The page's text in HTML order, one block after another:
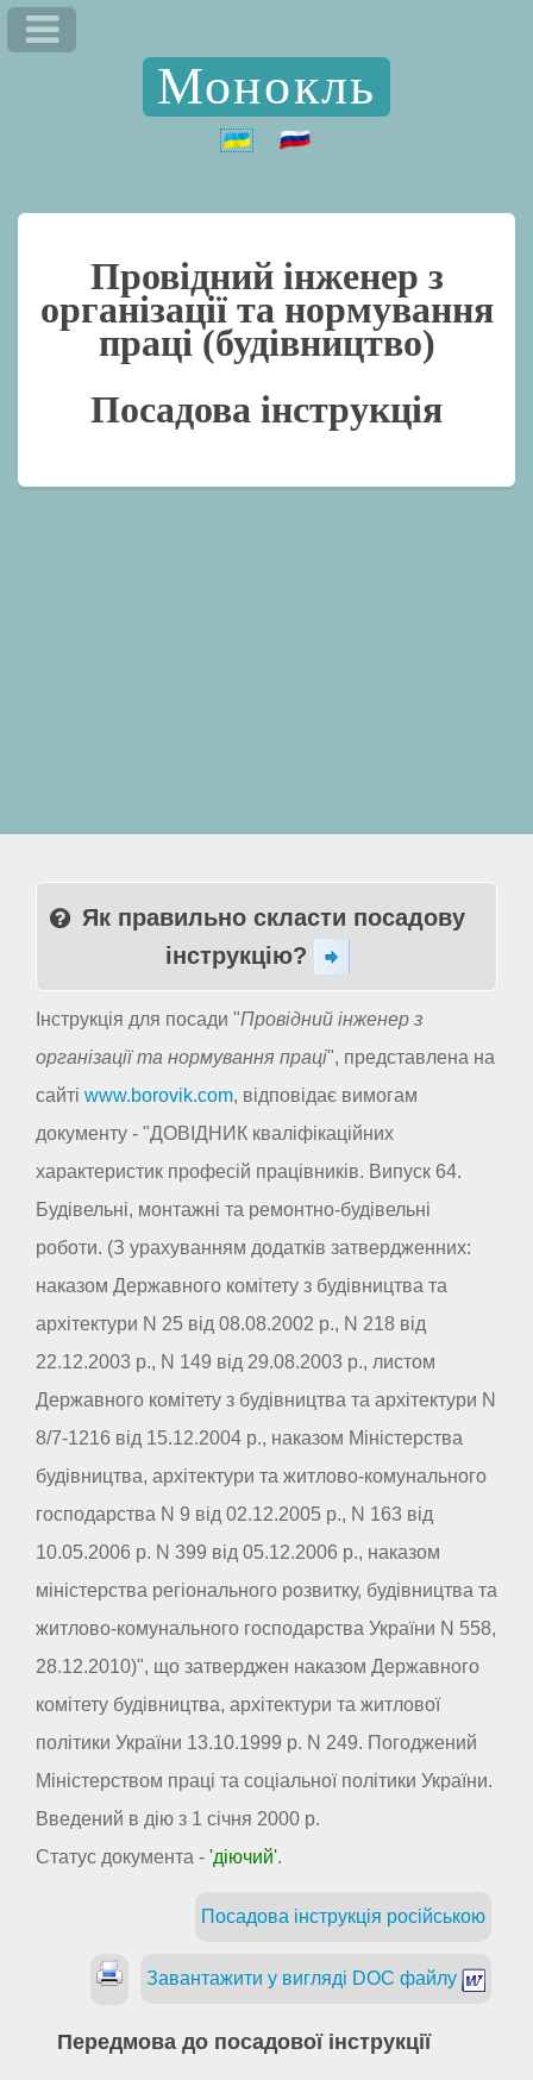
Монокль
Провідний інженер з
організації та нормування
праці (будівництво)
Посадова інструкція
Як правильно скласти посадову
інструкцію?
Інструкція для посади "Провідний інженер з
організації та нормування праці", представлена на
сайті www.borovik.com, відповідає вимогам
документу - "ДОВІДНИК кваліфікаційних
характеристик професій працівників. Випуск 64.
Будівельні, монтажні та ремонтно-будівельні
роботи. (З урахуванням додатків затвердженних:
наказом Державного комітету з будівництва та
архітектури N 25 від 08.08.2002 р., N 218 від
22.12.2003 р., N 149 від 29.08.2003 р., листом
Державного комітету з будівництва та архітектури N
8/7-1216 від 15.12.2004 р., наказом Міністерства
будівництва, архітектури та житлово-комунального
господарства N 9 від 02.12.2005 р., N 163 від
10.05.2006 р. N 399 від 05.12.2006 р., наказом
міністерства регіонального розвитку, будівництва та
житлово-комунального господарства України N 558,
28.12.2010)", що затверджен наказом Державного
комітету будівництва, архітектури та житлової
політики України 13.10.1999 р. N 249. Погоджений
Міністерством праці та соціальної політики України.
Введений в дію з 1 січня 2000 р.
Статус документа - 'діючий'.
Посадова інструкція російською
Завантажити у вигляді DOC файлу
Передмова до посадової інструкції